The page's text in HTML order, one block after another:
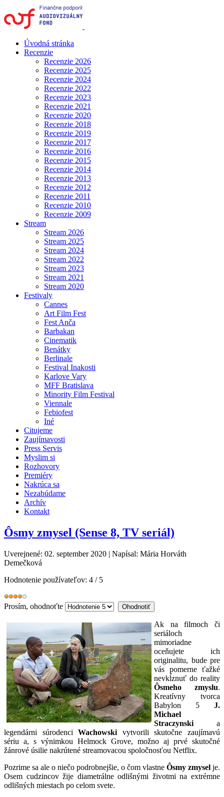
Úvodná stránka
Recenzie
Recenzie 2026
Recenzie 2025
Recenzie 2024
Recenzie 2022
Recenzie 2023
Recenzie 2021
Recenzie 2020
Recenzie 2018
Recenzie 2019
Recenzie 2017
Recenzie 2016
Recenzie 2015
Recenzie 2014
Recenzie 2013
Recenzie 2012
Recenzie 2011
Recenzie 2010
Recenzie 2009
Stream
Stream 2026
Stream 2025
Stream 2024
Stream 2022
Stream 2023
Stream 2021
Stream 2020
Festivaly
Cannes
Art Film Fest
Fest Anča
Barbakan
Cinematik
Benátky
Berlinale
Festival Inakosti
Karlove Vary
MFF Bratislava
Minority Film Festival
Viennale
Febiofest
Iné
Citujeme
Zaujímavosti
Press Servis
Myslim si
Rozhovory
Premiéry
Nakrúca sa
Nezabúdame
Archív
Kontakt
Ôsmy zmysel (Sense 8, TV seriál)
Uverejnené: 02. september 2020 | Napísal: Mária Horváth
Demečková
Hodnotenie používateľov: 4 / 5
Prosím, ohodnoťte
Ak na filmoch či
seriáloch
mimoriadne
oceňujete ich
originalitu, bude pre
vás pomerne ťažké
nevkĺznuť do reality
Ôsmeho zmyslu.
Kreatívny tvorca
Babylon 5 J.
Michael
Straczynski a
legendárni súrodenciWachowski vytvorili skutočne zaujímavú
sériu a, s výnimkou Helmock Grove, možno aj prvé skutočné
žánrové úsilie nakrútené streamovacou spoločnosťou Netflix.
Pozrime sa ale o niečo podrobnejšie, o čom vlastne Ôsmy zmysel je.
Osem cudzincov žije diametrálne odlišnými životmi na extrémne
odlišných miestach po celom svete.